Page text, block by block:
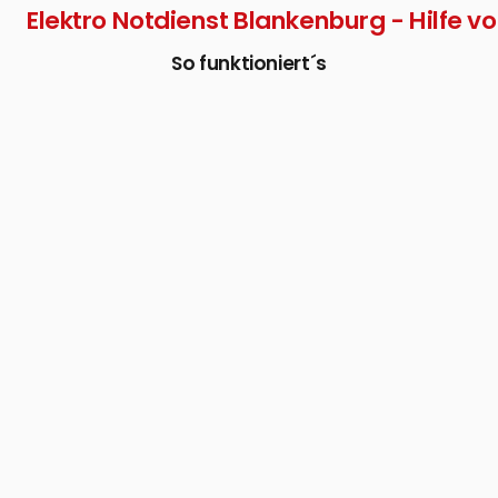
Elektro Notdienst Blankenburg - Hilfe
So funktioniert´s